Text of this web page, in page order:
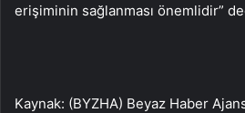
erişiminin sağlanması önemlidir”
Kaynak: (BYZHA) Beyaz Haber